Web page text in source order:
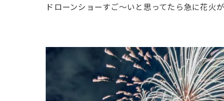
ドローンショーすご〜いと思ってたら急に花火